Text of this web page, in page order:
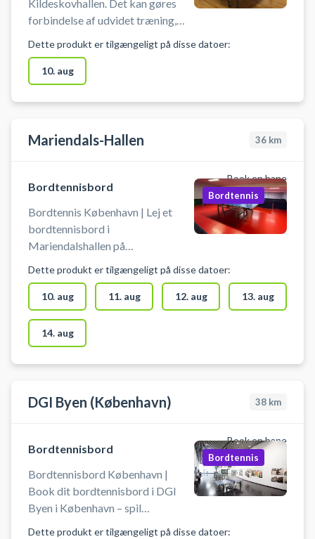
Kildeskovhallen. Det kan gøres
forbindelse af udvidet træning,
talentudvikling. Der skal minimum
være en person over 18 år tilstede.
Du booker 1 bord o
Dette produkt er tilgængeligt på disse datoer:
10. aug
Mariendals-Hallen 36 km
Book en bane
Bordtennisbord
Bordtennis København | Lej et
bordtennisbord i
Mariendalshallen på
bordtennisbord og spil bordtennis
på Frederiksberg på en af
bordtennisbordene hos
Mariendalshallen. Medbring selv
bat og bolde.
Bordtennis
Dette produkt er tilgængeligt på disse datoer:
10. aug 11. aug 12. aug 13. aug
14. aug
DGI Byen (København) 38 km
Book en bane
Bordtennisbord
Bordtennisbord København |
Book dit bordtennisbord i DGI
Byen i København – spil
Bordtennis
Dette produkt er tilgængeligt på disse datoer: